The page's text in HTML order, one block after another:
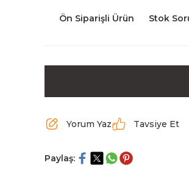
Ön Siparişli Ürün Stok
Yorum Yaz Tavsiye Et
Paylaş: